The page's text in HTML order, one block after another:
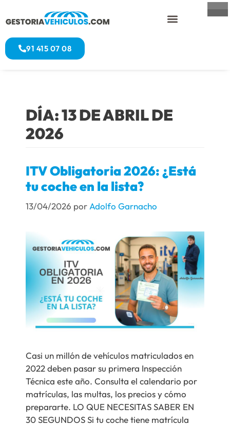
91 415 07 08
DÍA:13 DE ABRIL DE
2026
ITV Obligatoria 2026: ¿Está
tu coche en la lista?
13/04/2026 por Adolfo Garnacho
Casi un millón de vehículos matriculados en
2022 deben pasar su primera Inspección
Técnica este año. Consulta el calendario por
matrículas, las multas, los precios y cómo
prepararte. LO QUE NECESITAS SABER EN
30 SEGUNDOS Si tu coche tiene matrícula